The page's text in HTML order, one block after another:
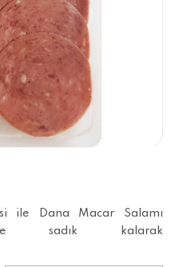
ile Dana Macar Salamı
sadık kalarak